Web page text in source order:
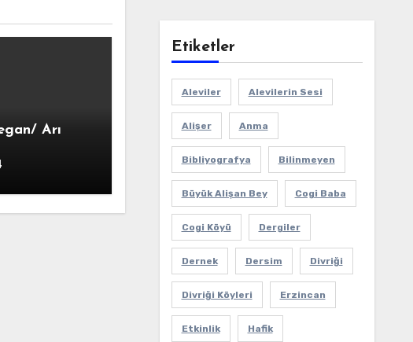
Arı
Etiketler
Aleviler Alevilerin Sesi
Alişer Anma
Bibliyografya Bilinmeyen
Büyük Alişan Bey Cogi Baba
Cogi Köyü Dergiler
Dernek Dersim Divriği
Divriği Köyleri Erzincan
Etkinlik Hafik